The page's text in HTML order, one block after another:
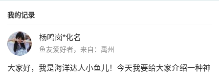
我的记录
杨鸣岗*化名
鱼友爱好者，来自：禹州
大家好，我是海洋达人小鱼儿！今天我要给大家介绍一种神